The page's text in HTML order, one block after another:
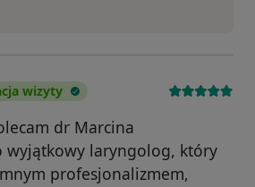
wizyty
dr Marcina
wyjątkowy laryngolog, który
profesjonalizmem,